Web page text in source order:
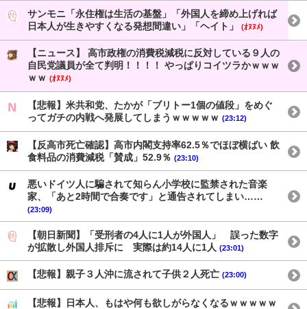
サンモニ「永住権は生活の基盤」「外国人を締め上げれば
日本人が生きやすくなる発想間違い」「ヘイト」
(ｵﾇﾇﾒ)
【ニュース】 高市政権の消費税減税に反対している９人の
自民党議員が全て判明！！！！ やっぱりコイツラかｗｗｗ
ｗｗ (ｵﾇﾇﾒ)
【悲報】米共和党、たかが「ブリトー1個の値段」をめぐ
ってガチの内戦へ発展してしまうｗｗｗｗｗ (23:12)
【反高市死亡確認】高市内閣支持率62.5％でほぼ横ばい 飲
食料品の消費減税「賛成」52.9％ (23:10)
悪いドイツ人に騙されて知らん小学校に監禁された音楽
家、「あと2時間で合奏です」と通告されてしまい……
(23:09)
【朝日新聞】「受刑者の4人に1人が外国人」 誤った数字
が拡散し外国人排斥に 実際は約14人に1人 (23:01)
【悲報】親子３人沖に流されて子供２人死亡 (23:00)
【悲報】日本人、もはや何も欲しがらなくなるｗｗｗｗｗ